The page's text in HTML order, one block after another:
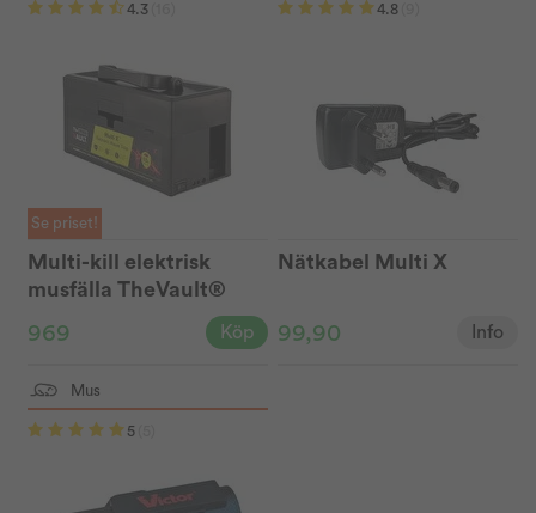
4.3
Se priset!
Multi-kill elektrisk
musfälla TheVault®
969 Köp
4.8
Nätkabel Multi X
99,90 Info
Mus
5